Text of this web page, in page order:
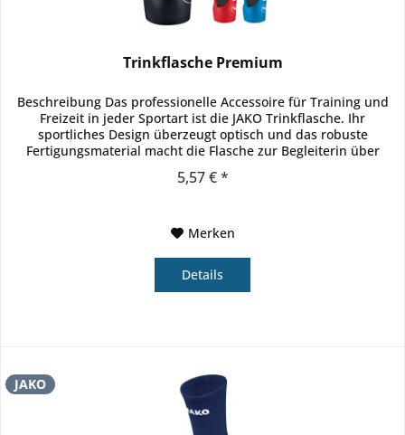
Trinkflasche Premium
Beschreibung Das professionelle Accessoire für Training und
Freizeit in jeder Sportart ist die JAKO Trinkflasche. Ihr
sportliches Design überzeugt optisch und das robuste
Fertigungsmaterial macht die Flasche zur Begleiterin über
5,57 € *
Merken
Details
JAKO